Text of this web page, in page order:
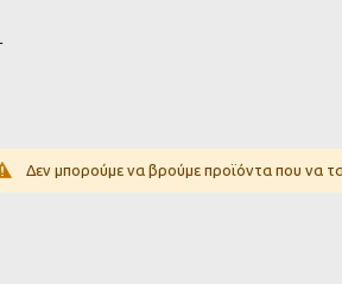
Δεν μπορούμε να βρούμε προϊόντα που να